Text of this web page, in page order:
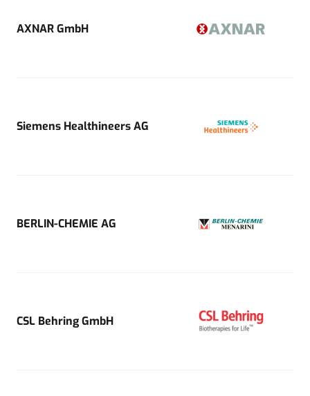
AXNAR GmbH
Siemens Healthineers AG
BERLIN-CHEMIE AG
CSL Behring GmbH